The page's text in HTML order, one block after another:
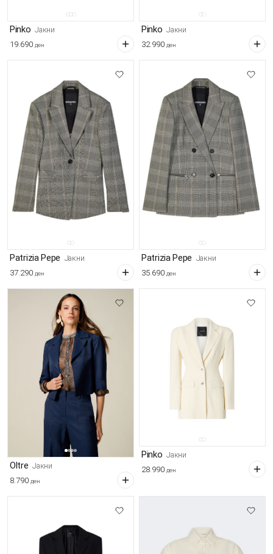
Pinko Јакни
19.690 ден
Pinko Јакни
32.990 ден
Patrizia Pepe Јакни
37.290 ден
Patrizia Pepe Јакни
35.690 ден
Oltre Јакни
8.790 ден
Pinko Јакни
28.990 ден